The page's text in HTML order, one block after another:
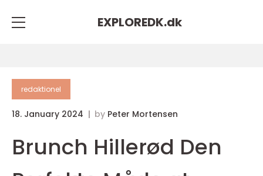
EXPLOREDK.dk
redaktionel
18. January 2024 by Peter Mortensen
Brunch Hillerød Den